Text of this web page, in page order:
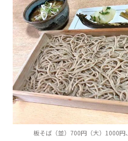
板そば（並）700円（大）1000円